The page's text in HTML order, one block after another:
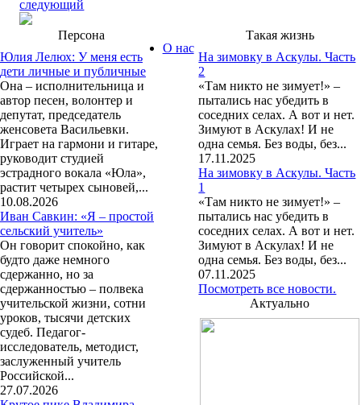
следующий
Персона
Юлия Лелюх: У меня есть
дети личные и публичные
Она – исполнительница и
автор песен, волонтер и
депутат, председатель
женсовета Васильевки.
Играет на гармони и гитаре,
руководит студией
эстрадного вокала «Юла»,
растит четырех сыновей,...
10.08.2026
Иван Савкин: «Я – простой
сельский учитель»
Он говорит спокойно, как
будто даже немного
сдержанно, но за
сдержанностью – полвека
учительской жизни, сотни
уроков, тысячи детских
судеб. Педагог-
исследователь, методист,
заслуженный учитель
Российской...
27.07.2026
Такая жизнь
На зимовку в Аскулы. Часть
2
«Там никто не зимует!» –
пытались нас убедить в
соседних селах. А вот и нет.
Зимуют в Аскулах! И не
одна семья. Без воды, без...
17.11.2025
На зимовку в Аскулы. Часть
1
«Там никто не зимует!» –
пытались нас убедить в
соседних селах. А вот и нет.
Зимуют в Аскулах! И не
одна семья. Без воды, без...
07.11.2025
Посмотреть все новости.
Актуально
О нас